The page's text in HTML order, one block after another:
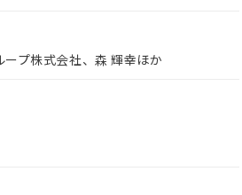
プ株式会社、森 輝幸ほか